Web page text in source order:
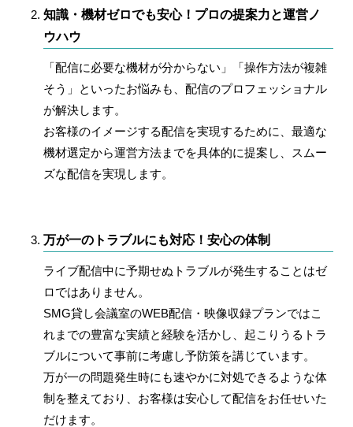
知識・機材ゼロでも安心！プロの提案力と運営ノ
ウハウ
「配信に必要な機材が分からない」「操作方法が複雑
そう」といったお悩みも、配信のプロフェッショナル
が解決します。
お客様のイメージする配信を実現するために、最適な
機材選定から運営方法までを具体的に提案し、スムー
ズな配信を実現します。
万が一のトラブルにも対応！安心の体制
ライブ配信中に予期せぬトラブルが発生することはゼ
ロではありません。
SMG貸し会議室のWEB配信・映像収録プランではこ
れまでの豊富な実績と経験を活かし、起こりうるトラ
ブルについて事前に考慮し予防策を講じています。
万が一の問題発生時にも速やかに対処できるような体
制を整えており、お客様は安心して配信をお任せいた
だけます。